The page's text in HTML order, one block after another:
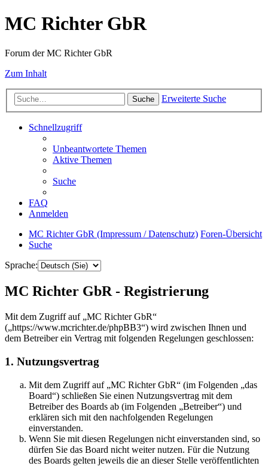
MC Richter GbR
Forum der MC Richter GbR
Zum Inhalt
Suche Erweiterte Suche
Schnellzugriff
Unbeantwortete Themen
Aktive Themen
Suche
FAQ
Anmelden
MC Richter GbR (Impressum / Datenschutz) Foren-Übersicht
Suche
Sprache:
MC Richter GbR - Registrierung
Mit dem Zugriff auf „MC Richter GbR“
(„https://www.mcrichter.de/phpBB3“) wird zwischen Ihnen und
dem Betreiber ein Vertrag mit folgenden Regelungen geschlossen:
1. Nutzungsvertrag
Mit dem Zugriff auf „MC Richter GbR“ (im Folgenden „das
Board“) schließen Sie einen Nutzungsvertrag mit dem
Betreiber des Boards ab (im Folgenden „Betreiber“) und
erklären sich mit den nachfolgenden Regelungen
einverstanden.
Wenn Sie mit diesen Regelungen nicht einverstanden sind, so
dürfen Sie das Board nicht weiter nutzen. Für die Nutzung
des Boards gelten jeweils die an dieser Stelle veröffentlichten